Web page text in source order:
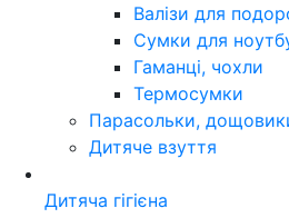
Валізи для
Сумки для
Гаманці, чохли
Термосумки
Парасольки,
Дитяче взуття
Дитяча гігієна